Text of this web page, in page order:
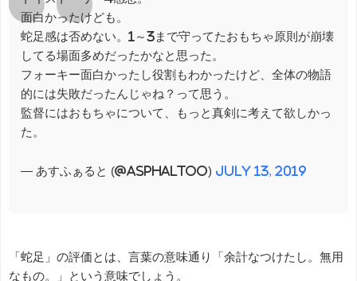
面白かったけども。
蛇足感は否めない。1～3まで守ってたおもちゃ原則が崩壊
してる場面多めだったかなと思った。
フォーキー面白かったし役割もわかったけど、全体の物語
的には失敗だったんじゃね？って思う。
監督にはおもちゃについて、もっと真剣に考えて欲しかっ
た。
— あすふぁると (@asphaltoo) July 13, 2019
「蛇足」の評価とは、言葉の意味通り「余計なつけたし。無用
なもの。」という意味でしょう。